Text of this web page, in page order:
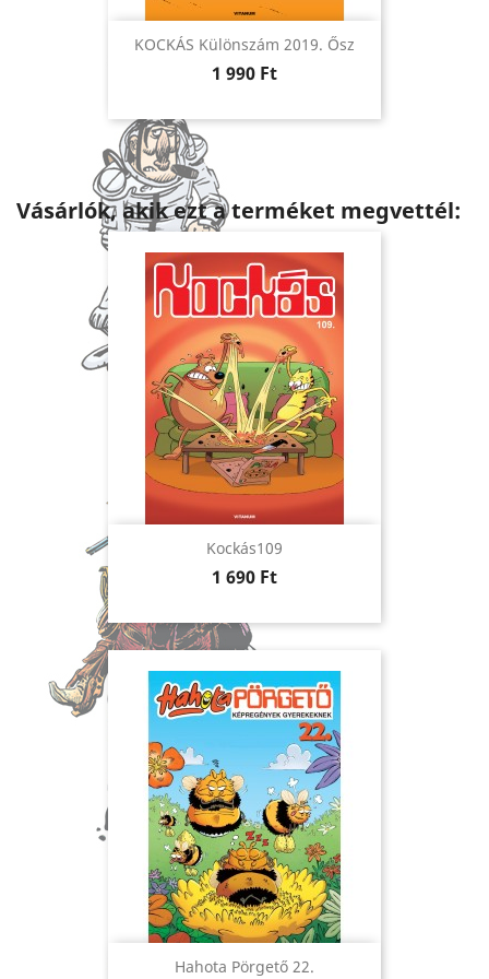
KOCKÁS Különszám 2019. Ősz
Ár
1 990 Ft
Vásárlók, akik ezt a terméket megvettél:
Kockás109
Ár
1 690 Ft
Hahota Pörgető 22.